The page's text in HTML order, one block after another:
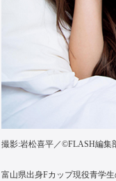
撮影:岩松喜平／©︎FLASH編集
富山県出身Fカップ現役青学